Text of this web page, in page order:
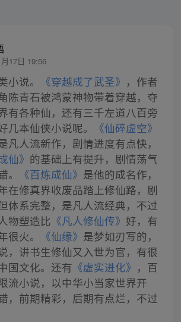
17日 19:56
小说。 《穿越成了武圣》 ，作者
陈青石被鸿蒙神物带着穿越，夺
有各种仙，还有三千左道八百旁
几本仙侠小说呢。
《仙碎虚空》
凡人流新作，剧情进度有点快，
仙》 的基础上有提升，剧情荡气
《百炼成仙》 是他的成名作，
在修真界收废品踏上修仙路，剧
体系完整，是凡人流经典，不过
物塑造比 《凡人修仙传》 好，有
很火。
《仙缘》 是梦如刃写的，
，讲书生修仙又入世为官，有很
国文化。还有 《虚实进化》 ，百
流小说，以中华小当家世界开
，前期精彩，后期有点烂，不过